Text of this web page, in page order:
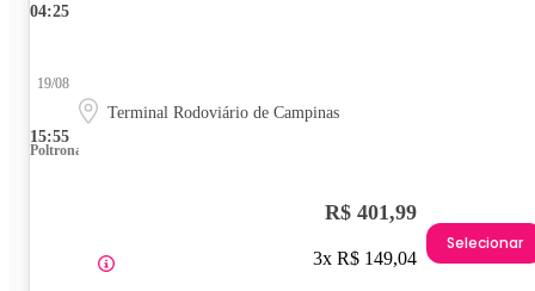
04:25
15:55
19/08
Terminal Rodoviário de Campinas
Poltrona
R$ 401,99
3x R$ 149,04
Selecionar